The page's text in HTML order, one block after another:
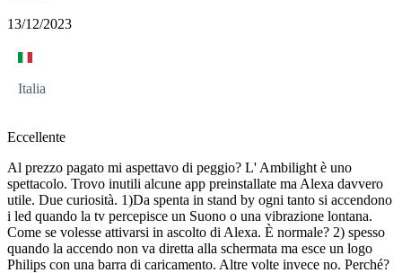
13/12/2023
Italia
Eccellente
Al prezzo pagato mi aspettavo di peggio? L' Ambilight è uno
spettacolo. Trovo inutili alcune app preinstallate ma Alexa davvero
utile. Due curiosità. 1)Da spenta in stand by ogni tanto si accendono
i led quando la tv percepisce un Suono o una vibrazione lontana.
Come se volesse attivarsi in ascolto di Alexa. È normale? 2) spesso
quando la accendo non va diretta alla schermata ma esce un logo
Philips con una barra di caricamento. Altre volte invece no. Perché?